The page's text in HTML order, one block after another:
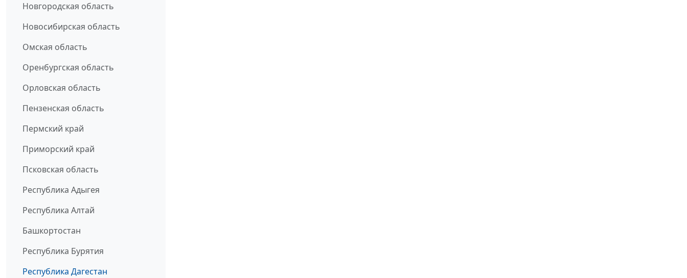
Новгородская область
Новосибирская область
Омская область
Оренбургская область
Орловская область
Пензенская область
Пермский край
Приморский край
Псковская область
Республика Адыгея
Республика Алтай
Башкортостан
Республика Бурятия
Республика Дагестан